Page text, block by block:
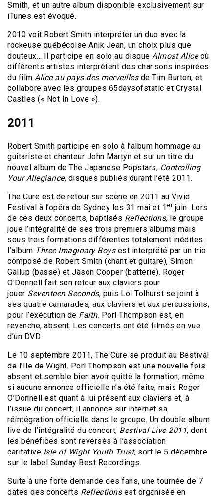
Smith, et un autre album disponible exclusivement sur
iTunes est évoqué.
2010 voit Robert Smith interpréter un duo avec la
rockeuse québécoise Anik Jean, un choix plus que
douteux… Il participe en solo au disque Almost Aliceoù
différents artistes interprètent des chansons inspirées
du film Alice au pays des merveillesde Tim Burton, et
collabore avec les groupes 65daysofstatic et Crystal
Castles (« Not In Love »).
2011
Robert Smith participe en solo à l’album hommage au
guitariste et chanteur John Martyn et sur un titre du
nouvel album de The Japanese Popstars, Controlling
Your Allegiance, disques publiés durant l’été 2011.
The Cure est de retour sur scène en 2011 au Vivid
Festival à l’opéra de Sydney les 31 mai et 1er juin. Lors
de ces deux concerts, baptisés Reflections, le groupe
joue l’intégralité de ses trois premiers albums mais
sous trois formations différentes totalement inédites :
l’album Three Imaginary Boysest interprété par un trio
composé de Robert Smith (chant et guitare), Simon
Gallup (basse) et Jason Cooper (batterie). Roger
O’Donnell fait son retour aux claviers pour
jouer Seventeen Seconds, puis Lol Tolhurst se joint à
ses quatre camarades, aux claviers et aux percussions,
pour l’exécution de Faith. Porl Thompson est, en
revanche, absent. Les concerts ont été filmés en vue
d’un DVD.
Le 10 septembre 2011, The Cure se produit au Bestival
de l’Ile de Wight. Porl Thompson est une nouvelle fois
absent et semble bien avoir quitté la formation, même
si aucune annonce officielle n’a été faite, mais Roger
O’Donnell est quant à lui présent aux claviers et, à
l’issue du concert, il annonce sur internet sa
réintégration officielle dans le groupe. Un double album
live de l’intégralité du concert, Bestival Live 2011, dont
les bénéfices sont reversés à l’association
caritative Isle of Wight Youth Trust, sort le 5 décembre
sur le label Sunday Best Recordings.
Suite à une forte demande des fans, une tournée de 7
dates des concerts Reflectionsest organisée en